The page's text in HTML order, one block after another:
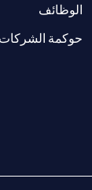
الوظائف
(opens in a new tab)
حوكمة الشركات